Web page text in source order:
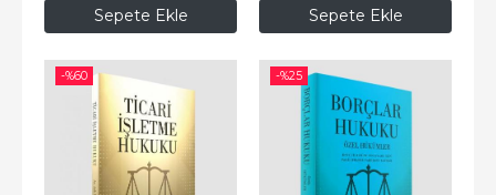
Sepete Ekle Sepete Ekle
-%60 -%25